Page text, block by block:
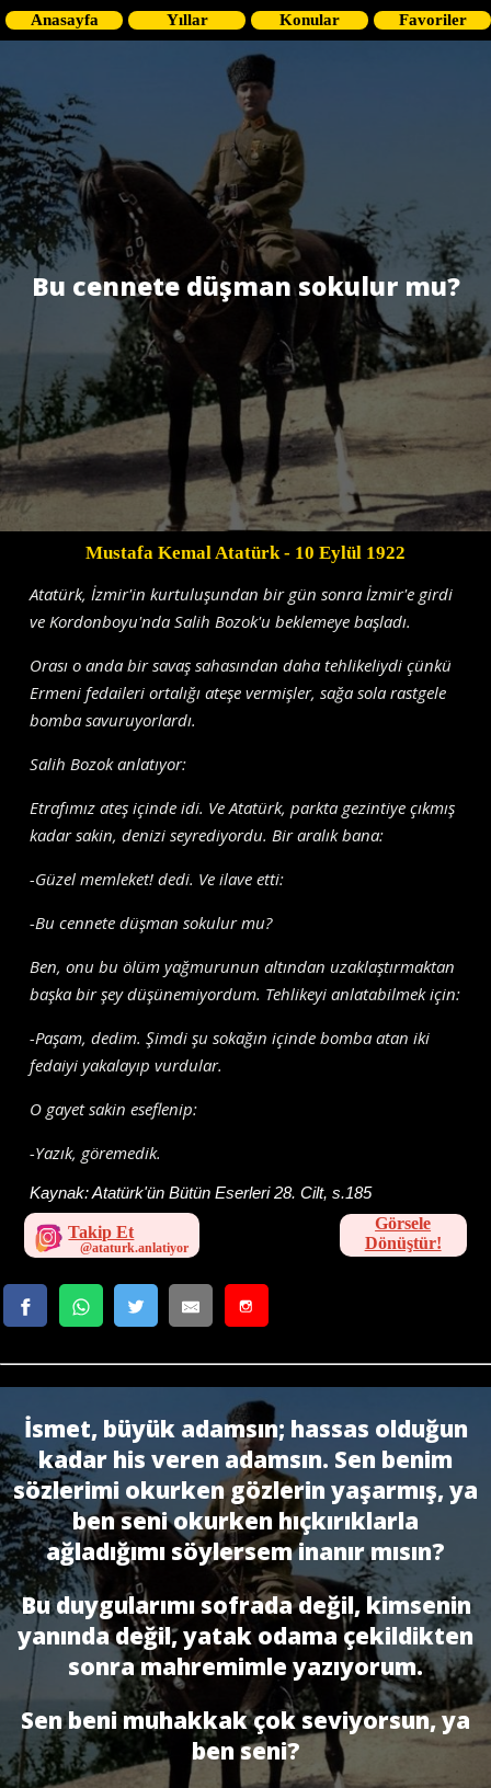
Anasayfa Yıllar Konular Favoriler
Bu cennete düşman sokulur mu?
Mustafa Kemal Atatürk- 10 Eylül 1922
Atatürk, İzmir'in kurtuluşundan bir gün sonra İzmir'e girdi
ve Kordonboyu'nda Salih Bozok'u beklemeye başladı.
Orası o anda bir savaş sahasından daha tehlikeliydi çünkü
Ermeni fedaileri ortalığı ateşe vermişler, sağa sola rastgele
bomba savuruyorlardı.
Salih Bozok anlatıyor:
Etrafımız ateş içinde idi. Ve Atatürk, parkta gezintiye çıkmış
kadar sakin, denizi seyrediyordu. Bir aralık bana:
-Güzel memleket! dedi. Ve ilave etti:
-Bu cennete düşman sokulur mu?
Ben, onu bu ölüm yağmurunun altından uzaklaştırmaktan
başka bir şey düşünemiyordum. Tehlikeyi anlatabilmek için:
-Paşam, dedim. Şimdi şu sokağın içinde bomba atan iki
fedaiyi yakalayıp vurdular.
O gayet sakin eseflenip:
-Yazık, göremedik.
Kaynak:Atatürk'ün Bütün Eserleri 28. Cilt, s.185
Takip Et
Görsele
Dönüştür!
İsmet, büyük adamsın; hassas olduğun
kadar his veren adamsın. Sen benim
sözlerimi okurken gözlerin yaşarmış, ya
ben seni okurken hıçkırıklarla
ağladığımı söylersem inanır mısın?
Bu duygularımı sofrada değil, kimsenin
yanında değil, yatak odama çekildikten
sonra mahremimle yazıyorum.
Sen beni muhakkak çok seviyorsun, ya
ben seni?